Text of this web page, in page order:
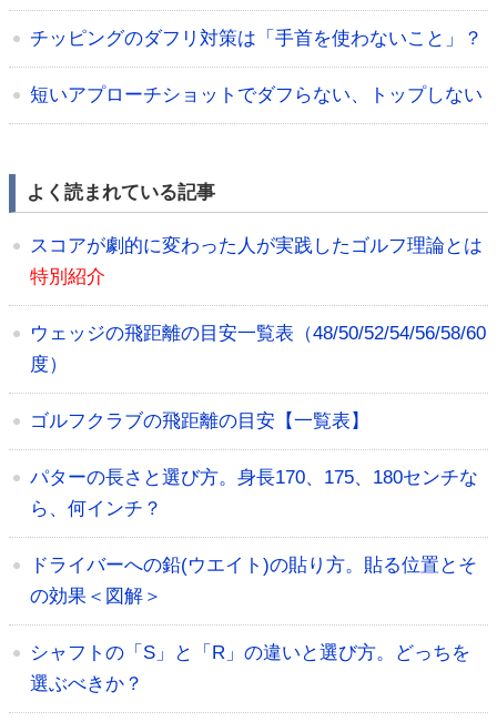
チッピングのダフリ対策は「手首を使わないこと」？
短いアプローチショットでダフらない、トップしない
よく読まれている記事
スコアが劇的に変わった人が実践したゴルフ理論とは
特別紹介
ウェッジの飛距離の目安一覧表（48/50/52/54/56/58/60
度）
ゴルフクラブの飛距離の目安【一覧表】
パターの長さと選び方。身長170、175、180センチな
ら、何インチ？
ドライバーへの鉛(ウエイト)の貼り方。貼る位置とそ
の効果＜図解＞
シャフトの「S」と「R」の違いと選び方。どっちを
選ぶべきか？